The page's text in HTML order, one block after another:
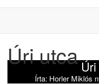
Úri utca
Írta: Horler Miklós